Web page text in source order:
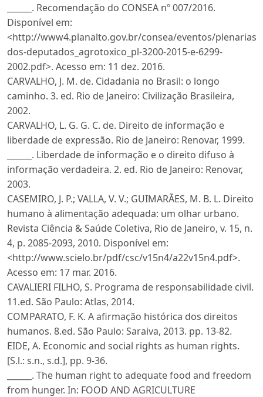
______. Recomendação do CONSEA nº 007/2016.
Disponível em:
<http://www4.planalto.gov.br/consea/eventos/plenarias/
dos-deputados_agrotoxico_pl-3200-2015-e-6299-
2002.pdf>. Acesso em: 11 dez. 2016.
CARVALHO, J. M. de. Cidadania no Brasil: o longo
caminho. 3. ed. Rio de Janeiro: Civilização Brasileira,
2002.
CARVALHO, L. G. G. C. de. Direito de informação e
liberdade de expressão. Rio de Janeiro: Renovar, 1999.
______. Liberdade de informação e o direito difuso à
informação verdadeira. 2. ed. Rio de Janeiro: Renovar,
2003.
CASEMIRO, J. P.; VALLA, V. V.; GUIMARÃES, M. B. L. Direito
humano à alimentação adequada: um olhar urbano.
Revista Ciência & Saúde Coletiva, Rio de Janeiro, v. 15, n.
4, p. 2085-2093, 2010. Disponível em:
<http://www.scielo.br/pdf/csc/v15n4/a22v15n4.pdf>.
Acesso em: 17 mar. 2016.
CAVALIERI FILHO, S. Programa de responsabilidade civil.
11.ed. São Paulo: Atlas, 2014.
COMPARATO, F. K. A afirmação histórica dos direitos
humanos. 8.ed. São Paulo: Saraiva, 2013. pp. 13-82.
EIDE, A. Economic and social rights as human rights.
[S.l.: s.n., s.d.], pp. 9-36.
______. The human right to adequate food and freedom
from hunger. In: FOOD AND AGRICULTURE